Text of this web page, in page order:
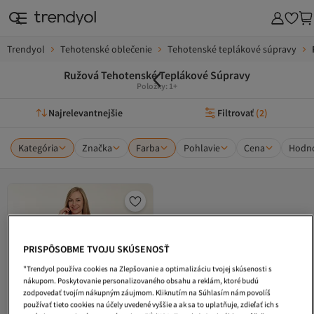
Trendyol Tehotenské oblečenie Tehotenské teplákové súpravy
Ružová Tehotenské Teplákové Súpravy
Položky: 1+
Najrelevantnejšie Filtrovať (2)
Kategória Značka Farba Pohlavie Cena
PRISPÔSOBME TVOJU SKÚSENOSŤ
"Trendyol používa cookies na Zlepšovanie a optimalizáciu tvojej skúsenosti s
nákupom. Poskytovanie personalizovaného obsahu a reklám, ktoré budú
zodpovedať tvojím nákupným záujmom. Kliknutím na Súhlasím nám povolíš
používať tieto cookies na účely uvedené vyššie a ak sa to uplatňuje, zdieľať ich s